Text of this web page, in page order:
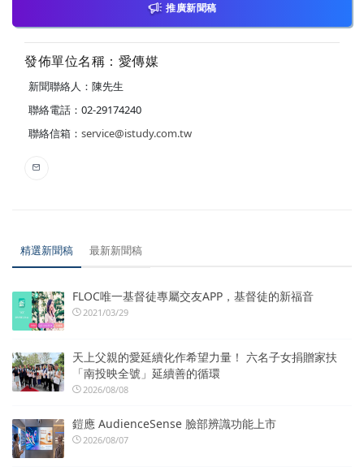
推廣新聞稿
發佈單位名稱：愛傳媒
新聞聯絡人：陳先生
聯絡電話：02-29174240
聯絡信箱： service@istudy.com.tw
精選新聞稿 最新新聞稿
FLOC唯一基督徒專屬交友APP，基督徒的新福音
2021/03/29
天上父親的愛延續化作希望力量！ 六名子女捐贈家扶
「南投映全號」延續善的循環
2026/08/08
鎧應 AudienceSense 臉部辨識功能上市
2026/08/07